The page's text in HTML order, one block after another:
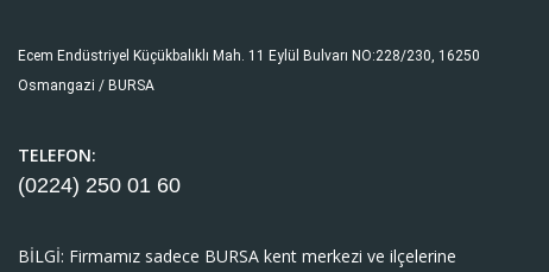
Ecem Endüstriyel Küçükbalıklı Mah. 11 Eylül Bulvarı NO:228/230, 16250
Osmangazi / BURSA
TELEFON:
(0224) 250 01 60
BİLGİ: Firmamız sadece BURSA kent merkezi ve ilçelerine